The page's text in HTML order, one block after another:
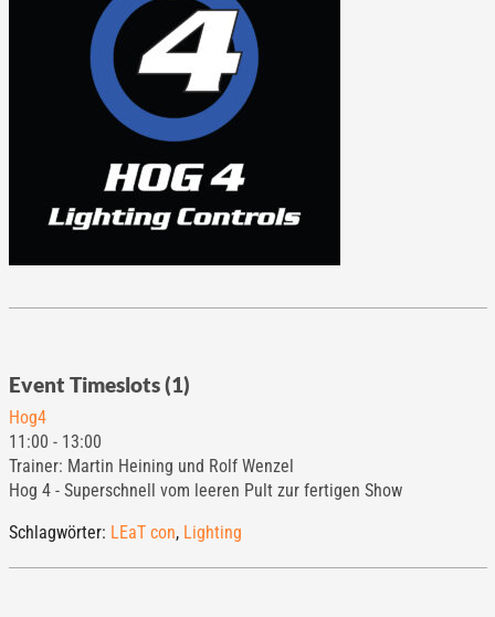
Event Timeslots (1)
Hog4
11:00 - 13:00
Trainer: Martin Heining und Rolf Wenzel
Hog 4 - Superschnell vom leeren Pult zur fertigen Show
Schlagwörter: LEaT con, Lighting